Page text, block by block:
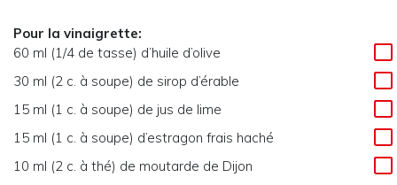
Pour la vinaigrette:
60 ml (1/4 de tasse) d’huile d’olive
30 ml (2 c. à soupe) de sirop d’érable
15 ml (1 c. à soupe) de jus de lime
15 ml (1 c. à soupe) d’estragon frais haché
10 ml (2 c. à thé) de moutarde de Dijon